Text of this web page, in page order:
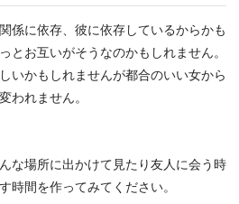
係に依存、彼に依存しているからかも
とお互いがそうなのかもしれません。
いかもしれませんが都合のいい女から
われません。
な場所に出かけて見たり友人に会う時
時間を作ってみてください。